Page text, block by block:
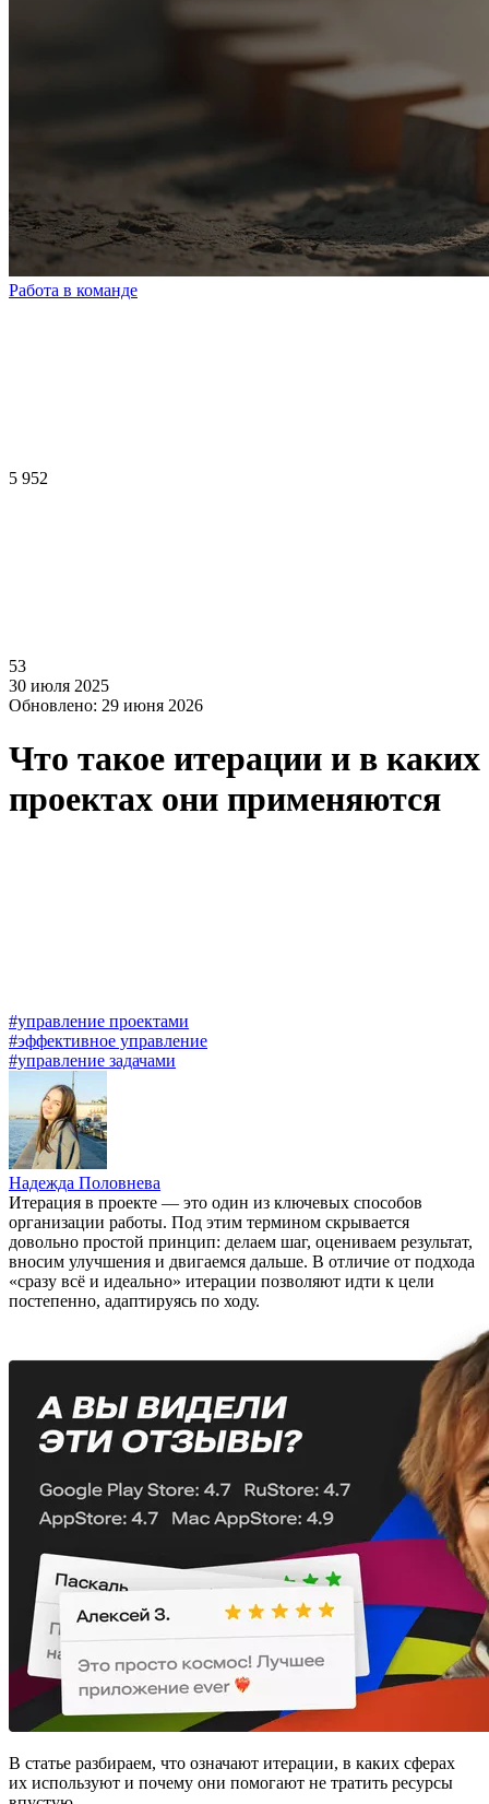
Работа в команде
5 952
53
30 июля 2025
Обновлено: 29 июня 2026
Что такое итерации и в каких
проектах они применяются
#управление проектами
#эффективное управление
#управление задачами
Надежда Половнева
Итерация в проекте — это один из ключевых способов
организации работы. Под этим термином скрывается
довольно простой принцип: делаем шаг, оцениваем результат,
вносим улучшения и двигаемся дальше. В отличие от подхода
«сразу всё и идеально» итерации позволяют идти к цели
постепенно, адаптируясь по ходу.
В статье разбираем, что означают итерации, в каких сферах
их используют и почему они помогают не тратить ресурсы